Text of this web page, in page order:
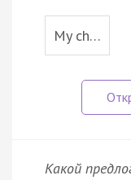
My ch…
Какой